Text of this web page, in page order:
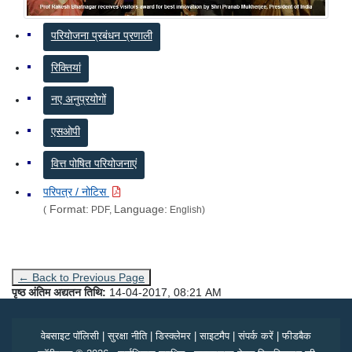
परियोजना प्रबंधन प्रणाली
रिक्तियां
नए अनुप्रयोगों
एसओपी
वित्त पोषित परियोजनाएं
परिपत्र / नोटिस
( Format: PDF, Language: English)
← Back to Previous Page
पृष्ठ अंतिम अद्यतन तिथि: 14-04-2017, 08:21 AM
वेबसाइट पॉलिसी |सुरक्षा नीति|डिस्क्लेमर |साइटमैप|संपर्क करें |फीडबैक